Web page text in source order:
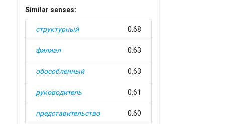
Similar senses:
структурный 0.68
филиал 0.63
обособленный 0.63
руководитель 0.61
представительство 0.60